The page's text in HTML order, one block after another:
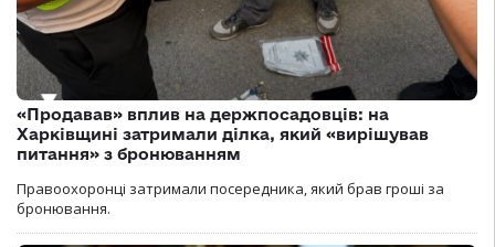
«Продавав» вплив на держпосадовців: на
Харківщині затримали ділка, який «вирішував
питання» з бронюванням
Правоохоронці затримали посередника, який брав гроші за
бронювання.